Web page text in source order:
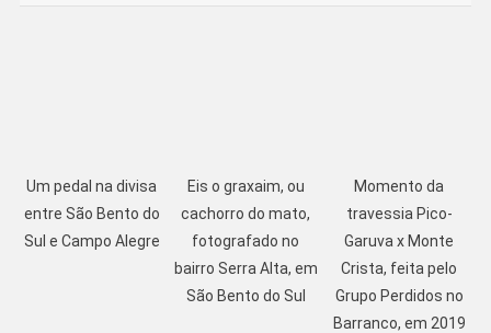
Um pedal na divisa
entre São Bento do
Sul e Campo Alegre
Eis o graxaim, ou
cachorro do mato,
fotografado no
bairro Serra Alta, em
São Bento do Sul
Momento da
travessia Pico-
Garuva x Monte
Crista, feita pelo
Grupo Perdidos no
Barranco, em 2019